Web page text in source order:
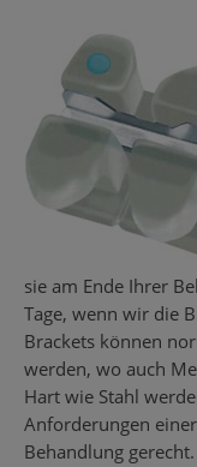
sie am Ende Ihrer
Tage, wenn wir die
Brackets können
werden, wo auch
Hart wie Stahl
Anforderungen
Behandlung gerecht.